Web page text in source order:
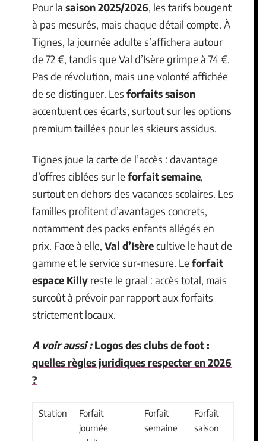
Pour la saison 2025/2026, les tarifs bougent
à pas mesurés, mais chaque détail compte. À
Tignes, la journée adulte s’affichera autour
de 72 €, tandis que Val d’Isère grimpe à 74 €.
Pas de révolution, mais une volonté affichée
de se distinguer. Les forfaits saison
accentuent ces écarts, surtout sur les options
premium taillées pour les skieurs assidus.
Tignes joue la carte de l’accès : davantage
d’offres ciblées sur le forfait semaine,
surtout en dehors des vacances scolaires. Les
familles profitent d’avantages concrets,
notamment des packs enfants allégés en
prix. Face à elle, Val d’Isèrecultive le haut de
gamme et le service sur-mesure. Le forfait
espace Killy reste le graal : accès total, mais
surcoût à prévoir par rapport aux forfaits
strictement locaux.
A voir aussi : Logos des clubs de foot :
quelles règles juridiques respecter en 2026
?
Station
Forfait
journée
Forfait
semaine
Forfait
saison